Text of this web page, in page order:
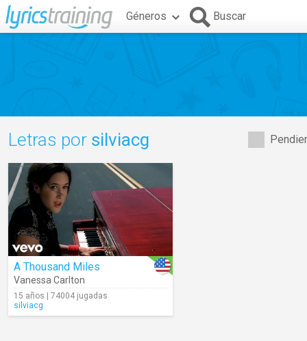
Géneros Buscar
Letras por silviacg
A Thousand Miles
Vanessa Carlton
15 años | 74004 jugadas
silviacg